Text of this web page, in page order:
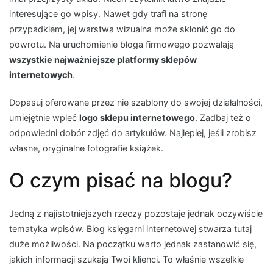
interesujące go wpisy. Nawet gdy trafi na stronę
przypadkiem, jej warstwa wizualna może skłonić go do
powrotu. Na uruchomienie bloga firmowego pozwalają
wszystkie najważniejsze platformy sklepów
internetowych.
Dopasuj oferowane przez nie szablony do swojej działalności,
umiejętnie wpleć logo sklepu internetowego. Zadbaj też o
odpowiedni dobór zdjęć do artykułów. Najlepiej, jeśli zrobisz
własne, oryginalne fotografie książek.
O czym pisać na blogu?
Jedną z najistotniejszych rzeczy pozostaje jednak oczywiście
tematyka wpisów. Blog księgarni internetowej stwarza tutaj
duże możliwości. Na początku warto jednak zastanowić się,
jakich informacji szukają Twoi klienci. To właśnie wszelkie